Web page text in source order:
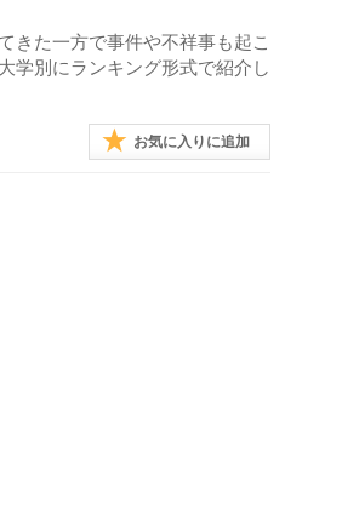
きた一方で事件や不祥事も起こ
学別にランキング形式で紹介し
お気に入りに追加